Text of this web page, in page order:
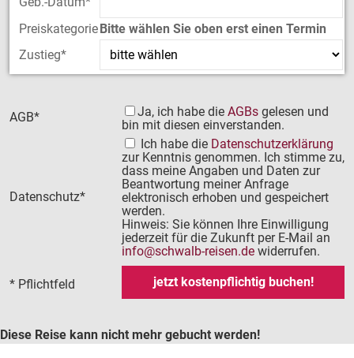
PreiskategorieBitte wählen Sie oben erst einen Termin
Zustieg*
AGB* Ja, ich habe die AGBs gelesen und
bin mit diesen einverstanden.
Datenschutz*
Ich habe die Datenschutzerklärung
zur Kenntnis genommen. Ich stimme zu,
dass meine Angaben und Daten zur
Beantwortung meiner Anfrage
elektronisch erhoben und gespeichert
werden.
Hinweis: Sie können Ihre Einwilligung
jederzeit für die Zukunft per E-Mail an
info
schwalb-reisen.de widerrufen.
* Pflichtfeld
Diese Reise kann nicht mehr gebucht werden!